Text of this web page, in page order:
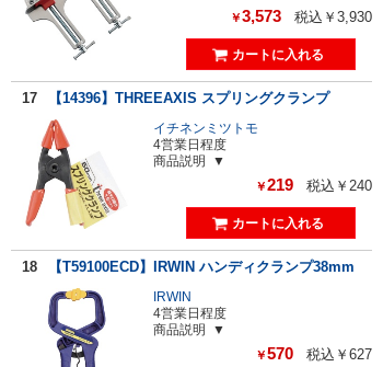
￥3,573 税込￥3,930
17 【14396】THREEAXIS スプリングクランプ
イチネンミツトモ
4営業日程度
商品説明
￥219 税込￥240
18 【T59100ECD】IRWIN ハンディクランプ38mm
IRWIN
4営業日程度
商品説明
￥570 税込￥627